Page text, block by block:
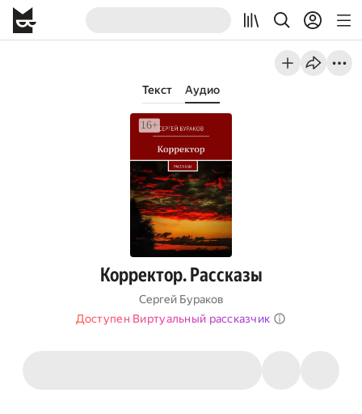
Текст Аудио
Корректор. Рассказы
Сергей Бураков
Доступен Виртуальный рассказчик